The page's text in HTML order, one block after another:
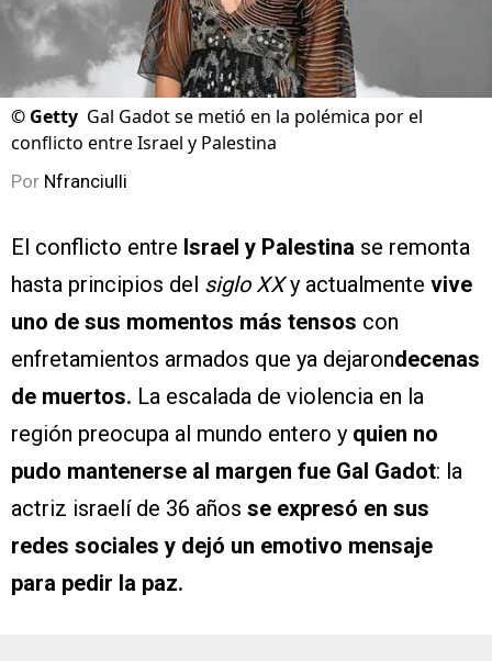
© Getty Gal Gadot se metió en la polémica por el
conflicto entre Israel y Palestina
Por Nfranciulli
El conflicto entre Israel y Palestina se remonta
hasta principios del siglo XXy actualmente vive
uno de sus momentos más tensos con
enfretamientos armados que ya dejarondecenas
de muertos. La escalada de violencia en la
región preocupa al mundo entero y quien no
pudo mantenerse al margen fue Gal Gadot: la
actriz israelí de 36 años se expresó en sus
redes sociales y dejó un emotivo mensaje
para pedir la paz.